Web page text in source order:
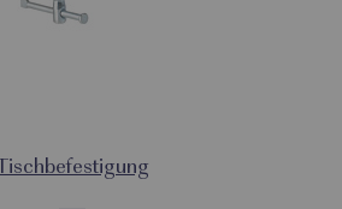
Tischbefestigung